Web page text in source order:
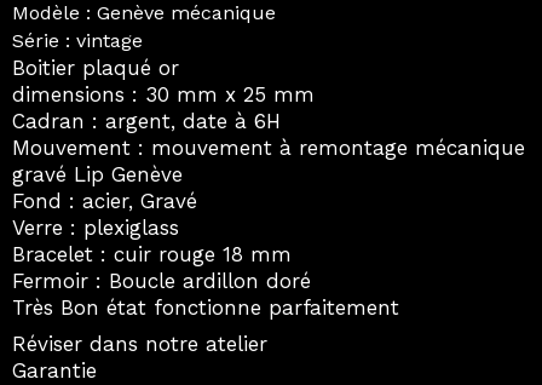
Modèle : Genève mécanique
Série : vintage
Boitier plaqué or
dimensions : 30 mm x 25 mm
Cadran : argent, date à 6H
Mouvement : mouvement à remontage mécanique
gravé Lip Genève
Fond : acier, Gravé
Verre : plexiglass
Bracelet : cuir rouge 18 mm
Fermoir : Boucle ardillon doré
Très Bon état fonctionne parfaitement
Réviser dans notre atelier
Garantie